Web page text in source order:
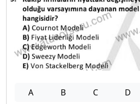
A B C D